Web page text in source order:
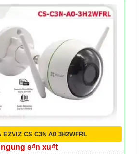
EZVIZ CS C3N A0 3H2WFRL
ngung s₫n xu₫t